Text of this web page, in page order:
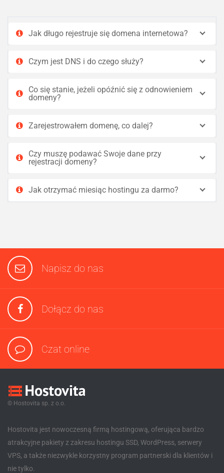
Jak długo rejestruje się domena internetowa?
Czym jest DNS i do czego służy?
Co się stanie, jeżeli opóźnić się z odnowieniem
domeny?
Zarejestrowałem domenę, co dalej?
Czy muszę podawać Swoje dane przy
rejestracji domeny?
Jak otrzymać miesiąc hostingu za darmo?
Napisz do nas
Dołącz do nas
Czat online
© Hostovita sp. z o.o.
Hostovita jest nowoczesną firmą hostingową, oferująca bardzo
atrakcyjne pakiety z zakresu hostingu SSD, WordPress, serwery
VPS, a także niezwykle korzystny program partnerski dla klientów i
nie tylko.